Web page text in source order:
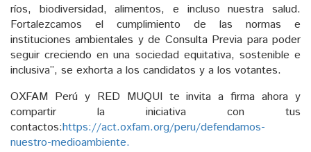
ríos, biodiversidad, alimentos, e incluso nuestra salud.
Fortalezcamos el cumplimiento de las normas e
instituciones ambientales y de Consulta Previa para poder
seguir creciendo en una sociedad equitativa, sostenible e
inclusiva”, se exhorta a los candidatos y a los votantes.
OXFAM Perú y RED MUQUI te invita a firma ahora y
compartir la iniciativa con tus
contactos:https://act.oxfam.org/peru/defendamos-
nuestro-medioambiente.